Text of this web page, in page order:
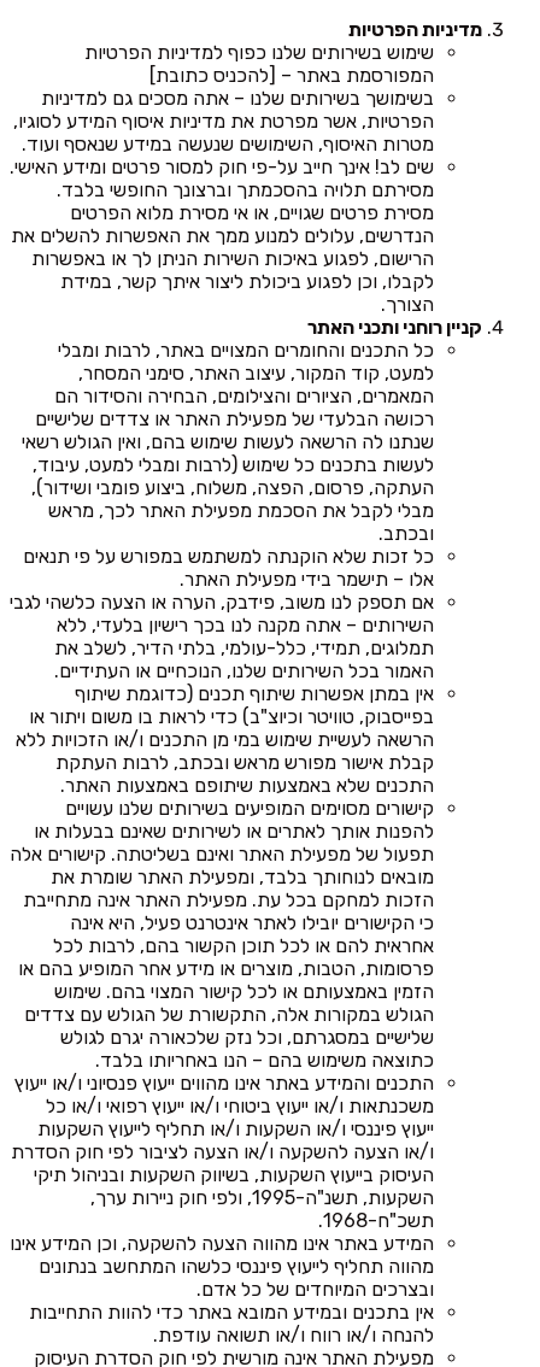
מדיניות הפרטיות
שימוש בשירותים שלנו כפוף למדיניות הפרטיות
המפורסמת באתר – [להכניס כתובת]
בשימושך בשירותים שלנו – אתה מסכים גם למדיניות
הפרטיות, אשר מפרטת את מדיניות איסוף המידע לסוגיו,
מטרות האיסוף, השימושים שנעשה במידע שנאסף ועוד.
שים לב! אינך חייב על-פי חוק למסור פרטים ומידע האישי.
מסירתם תלויה בהסכמתך וברצונך החופשי בלבד.
מסירת פרטים שגויים, או אי מסירת מלוא הפרטים
הנדרשים, עלולים למנוע ממך את האפשרות להשלים את
הרישום, לפגוע באיכות השירות הניתן לך או באפשרות
לקבלו, וכן לפגוע ביכולת ליצור איתך קשר, במידת
הצורך.
קניין רוחני ותכני האתר
כל התכנים והחומרים המצויים באתר, לרבות ומבלי
למעט, קוד המקור, עיצוב האתר, סימני המסחר,
המאמרים, הציורים והצילומים, הבחירה והסידור הם
רכושה הבלעדי של מפעילת האתר או צדדים שלישיים
שנתנו לה הרשאה לעשות שימוש בהם, ואין הגולש רשאי
לעשות בתכנים כל שימוש (לרבות ומבלי למעט, עיבוד,
העתקה, פרסום, הפצה, משלוח, ביצוע פומבי ושידור),
מבלי לקבל את הסכמת מפעילת האתר לכך, מראש
ובכתב.
כל זכות שלא הוקנתה למשתמש במפורש על פי תנאים
אלו – תישמר בידי מפעילת האתר.
אם תספק לנו משוב, פידבק, הערה או הצעה כלשהי לגבי
השירותים – אתה מקנה לנו בכך רישיון בלעדי, ללא
תמלוגים, תמידי, כלל-עולמי, בלתי הדיר, לשלב את
האמור בכל השירותים שלנו, הנוכחיים או העתידיים.
אין במתן אפשרות שיתוף תכנים (כדוגמת שיתוף
בפייסבוק, טוויטר וכיוצ"ב) כדי לראות בו משום ויתור או
הרשאה לעשיית שימוש במי מן התכנים ו/או הזכויות ללא
קבלת אישור מפורש מראש ובכתב, לרבות העתקת
התכנים שלא באמצעות שיתופם באמצעות האתר.
קישורים מסוימים המופיעים בשירותים שלנו עשויים
להפנות אותך לאתרים או לשירותים שאינם בבעלות או
תפעול של מפעילת האתר ואינם בשליטתה. קישורים אלה
מובאים לנוחותך בלבד, ומפעילת האתר שומרת את
הזכות למחקם בכל עת. מפעילת האתר אינה מתחייבת
כי הקישורים יובילו לאתר אינטרנט פעיל, היא אינה
אחראית להם או לכל תוכן הקשור בהם, לרבות לכל
פרסומות, הטבות, מוצרים או מידע אחר המופיע בהם או
הזמין באמצעותם או לכל קישור המצוי בהם. שימוש
הגולש במקורות אלה, התקשורת של הגולש עם צדדים
שלישיים במסגרתם, וכל נזק שלכאורה יגרם לגולש
כתוצאה משימוש בהם – הנו באחריותו בלבד.
התכנים והמידע באתר אינו מהווים ייעוץ פנסיוני ו/או ייעוץ
משכנתאות ו/או ייעוץ ביטוחי ו/או ייעוץ רפואי ו/או כל
ייעוץ פיננסי ו/או השקעות ו/או תחליף לייעוץ השקעות
ו/או הצעה להשקעה ו/או הצעה לציבור לפי חוק הסדרת
העיסוק בייעוץ השקעות, בשיווק השקעות ובניהול תיקי
השקעות, תשנ"ה-1995, ולפי חוק ניירות ערך,
תשכ"ח-1968.
המידע באתר אינו מהווה הצעה להשקעה, וכן המידע אינו
מהווה תחליף לייעוץ פיננסי כלשהו המתחשב בנתונים
ובצרכים המיוחדים של כל אדם.
אין בתכנים ובמידע המובא באתר כדי להוות התחייבות
להנחה ו/או רווח ו/או תשואה עודפת.
מפעילת האתר אינה מורשית לפי חוק הסדרת העיסוק